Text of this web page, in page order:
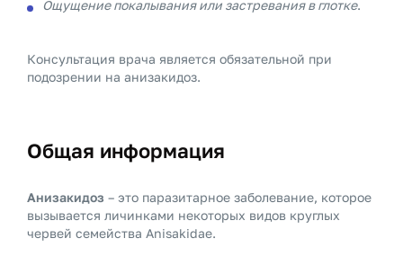
Ощущение покалывания или застревания в глотке.
Консультация врача является обязательной при
подозрении на анизакидоз.
Общая информация
Анизакидоз – это паразитарное заболевание, которое
вызывается личинками некоторых видов круглых
червей семейства Anisakidae.